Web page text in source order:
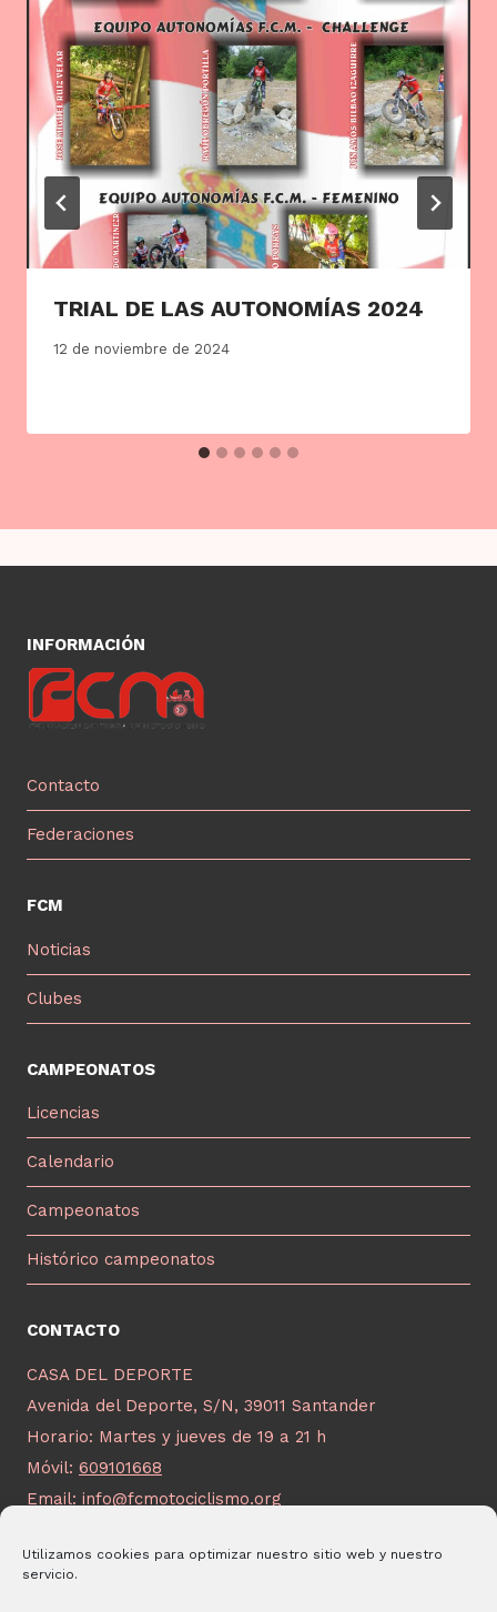
Utilizamos cookies para optimizar nuestro sitio web y nuestro
servicio.
TRIAL DE LAS AUTONOMÍAS 2024
12 de noviembre de 2024
INFORMACIÓN
Contacto
Federaciones
FCM
Noticias
Clubes
CAMPEONATOS
Licencias
Calendario
Campeonatos
Histórico campeonatos
CONTACTO
CASA DEL DEPORTE
Avenida del Deporte, S/N, 39011 Santander
Horario: Martes y jueves de 19 a 21 h
Móvil: 609101668
Email: info@fcmotociclismo.org